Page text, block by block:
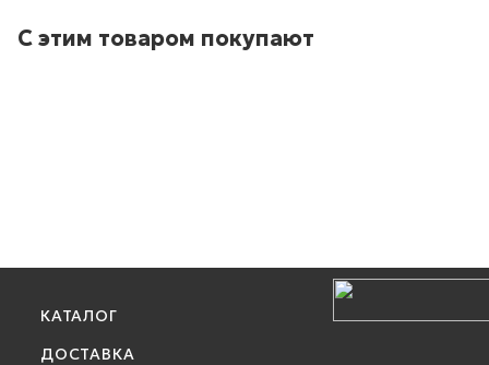
С этим товаром покупают
КАТАЛОГ
ДОСТАВКА